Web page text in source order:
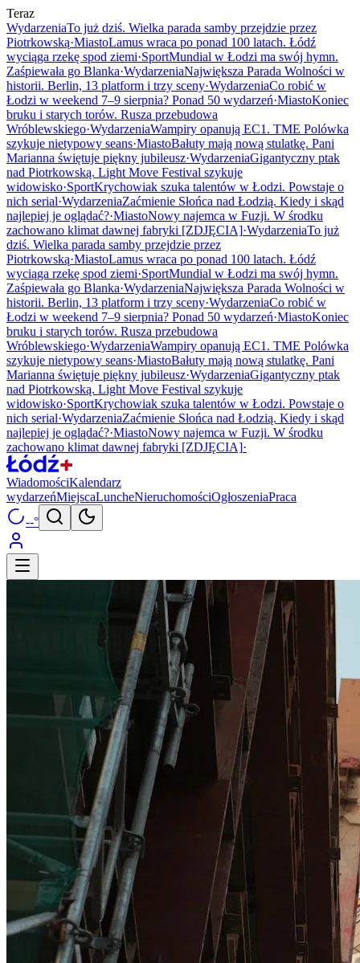
Teraz
WydarzeniaTo już dziś. Wielka parada samby przejdzie przez
Piotrkowską·MiastoLamus wraca po ponad 100 latach. Łódź
wyciąga rzekę spod ziemi·SportMundial w Łodzi ma swój hymn.
Zaśpiewała go Blanka·WydarzeniaNajwiększa Parada Wolności w
historii. Berlin, 13 platform i trzy sceny·WydarzeniaCo robić w
Łodzi w weekend 7–9 sierpnia? Ponad 50 wydarzeń·MiastoKoniec
bruku i starych torów. Rusza przebudowa
Wróblewskiego·WydarzeniaWampiry opanują EC1. TME Polówka
szykuje nietypowy seans·MiastoBałuty mają nową stulatkę. Pani
Marianna świętuje piękny jubileusz·WydarzeniaGigantyczny ptak
nad Piotrkowską. Light Move Festival szykuje
widowisko·SportKrychowiak szuka talentów w Łodzi. Powstaje o
nich serial·WydarzeniaZaćmienie Słońca nad Łodzią. Kiedy i skąd
najlepiej je oglądać?·MiastoNowy najemca w Fuzji. W środku
zachowano klimat dawnej fabryki [ZDJĘCIA]·WydarzeniaTo już
dziś. Wielka parada samby przejdzie przez
Piotrkowską·MiastoLamus wraca po ponad 100 latach. Łódź
wyciąga rzekę spod ziemi·SportMundial w Łodzi ma swój hymn.
Zaśpiewała go Blanka·WydarzeniaNajwiększa Parada Wolności w
historii. Berlin, 13 platform i trzy sceny·WydarzeniaCo robić w
Łodzi w weekend 7–9 sierpnia? Ponad 50 wydarzeń·MiastoKoniec
bruku i starych torów. Rusza przebudowa
Wróblewskiego·WydarzeniaWampiry opanują EC1. TME Polówka
szykuje nietypowy seans·MiastoBałuty mają nową stulatkę. Pani
Marianna świętuje piękny jubileusz·WydarzeniaGigantyczny ptak
nad Piotrkowską. Light Move Festival szykuje
widowisko·SportKrychowiak szuka talentów w Łodzi. Powstaje o
nich serial·WydarzeniaZaćmienie Słońca nad Łodzią. Kiedy i skąd
najlepiej je oglądać?·MiastoNowy najemca w Fuzji. W środku
zachowano klimat dawnej fabryki [ZDJĘCIA]·
WiadomościKalendarz
wydarzeńMiejscaLuncheNieruchomościOgłoszeniaPraca
--°